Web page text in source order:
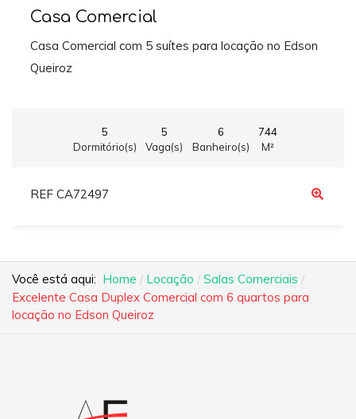
Casa Comercial
Casa Comercial com 5 suítes para locação no Edson
Queiroz
5
Dormitório(s)
5
Vaga(s)
6
Banheiro(s)
744
M²
REF CA72497
Você está aqui: Home Locação
Salas Comerciais
Excelente Casa Duplex Comercial com 6 quartos para
locação no Edson Queiroz